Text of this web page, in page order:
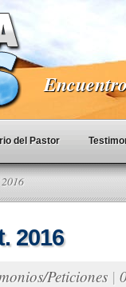
del Pastor
2016
Peticiones |